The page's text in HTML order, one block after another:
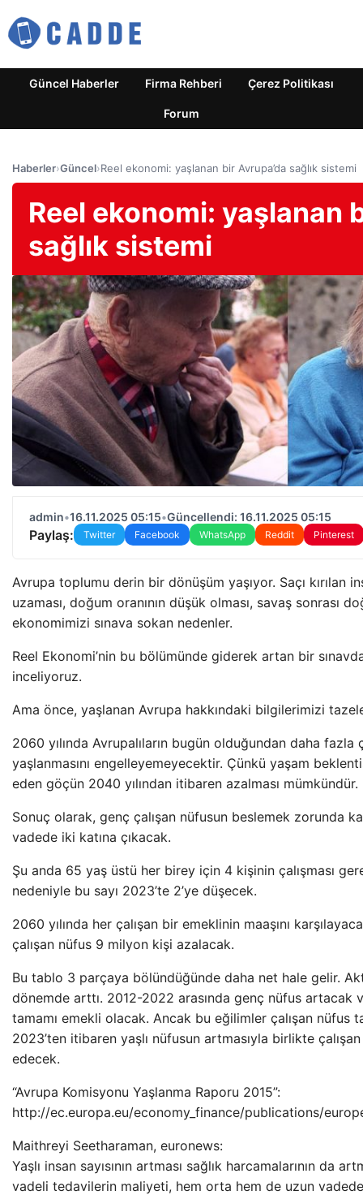
Güncel Haberler Firma Rehberi Çerez Politikası
Forum
Haberler›Güncel›Reel ekonomi: yaşlanan bir Avrupa’da sağlık sistemi
Reel ekonomi: yaşlanan
sağlık sistemi
admin•16.11.2025 05:15•Güncellendi: 16.11.2025 05:15
Paylaş: Twitter Facebook WhatsApp Reddit Pinterest
Avrupa toplumu derin bir dönüşüm yaşıyor. Saçı kırılan
uzaması, doğum oranının düşük olması, savaş sonrası
ekonomimizi sınava sokan nedenler.
Reel Ekonomi’nin bu bölümünde giderek artan bir
inceliyoruz.
Ama önce, yaşlanan Avrupa hakkındaki bilgilerimizi
2060 yılında Avrupalıların bugün olduğundan daha
yaşlanmasını engelleyemeyecektir. Çünkü yaşam
eden göçün 2040 yılından itibaren azalması mümkündür.
Sonuç olarak, genç çalışan nüfusun beslemek zorunda
vadede iki katına çıkacak.
Şu anda 65 yaş üstü her birey için 4 kişinin çalışması
nedeniyle bu sayı 2023’te 2’ye düşecek.
2060 yılında her çalışan bir emeklinin maaşını
çalışan nüfus 9 milyon kişi azalacak.
Bu tablo 3 parçaya bölündüğünde daha net hale gelir.
dönemde arttı. 2012-2022 arasında genç nüfus artacak
tamamı emekli olacak. Ancak bu eğilimler çalışan nüfus
2023’ten itibaren yaşlı nüfusun artmasıyla birlikte
edecek.
“Avrupa Komisyonu Yaşlanma Raporu 2015”:
http://ec.europa.eu/economy_finance/publications/
Maithreyi Seetharaman, euronews:
Yaşlı insan sayısının artması sağlık harcamalarının da
vadeli tedavilerin maliyeti, hem orta hem de uzun